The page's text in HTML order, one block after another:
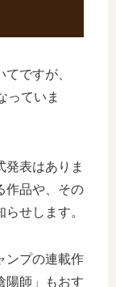
ですが、
っていま
発表はありま
作品や、その
せします。
ンプの連載作
陽師」もおす